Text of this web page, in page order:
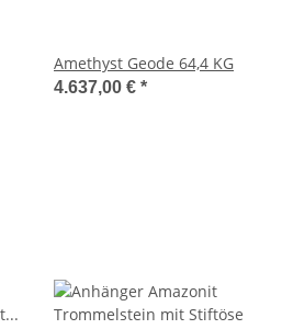
Amethyst Geode 64,4 KG
4.637,00 € *